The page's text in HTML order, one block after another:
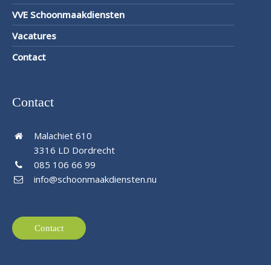
VVE Schoonmaakdiensten
Vacatures
Contact
Contact
Malachiet 610
3316 LD Dordrecht
085 106 66 99
info@schoonmaakdiensten.nu
Contact